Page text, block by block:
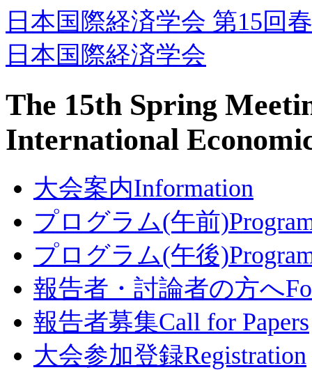
日本国際経済学会 第15回
日本国際経済学会
The 15th Spring
International
大会案内Information
プログラム(午前)
プログラム(午後)
報告者・討論者の方へ
報告者募集Call for Papers
大会参加登録Registration